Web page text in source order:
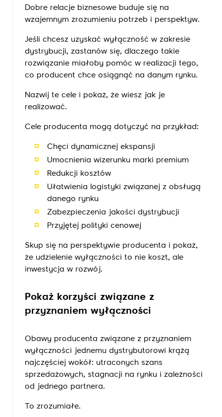
Dobre relacje biznesowe buduje się na
wzajemnym zrozumieniu potrzeb i perspektyw.
Jeśli chcesz uzyskać wyłączność w zakresie
dystrybucji, zastanów się, dlaczego takie
rozwiązanie miałoby pomóc w realizacji tego,
co producent chce osiągnąć na danym rynku.
Nazwij te cele i pokaż, że wiesz jak je
realizować.
Cele producenta mogą dotyczyć na przykład:
Chęci dynamicznej ekspansji
Umocnienia wizerunku marki premium
Redukcji kosztów
Ułatwienia logistyki związanej z obsługą
danego rynku
Zabezpieczenia jakości dystrybucji
Przyjętej polityki cenowej
Skup się na perspektywie producenta i pokaż,
że udzielenie wyłączności to nie koszt, ale
inwestycja w rozwój.
Pokaż korzyści związane z
przyznaniem wyłączności
Obawy producenta związane z przyznaniem
wyłączności jednemu dystrybutorowi krążą
najczęściej wokół: utraconych szans
sprzedażowych, stagnacji na rynku i zależności
od jednego partnera.
To zrozumiałe.